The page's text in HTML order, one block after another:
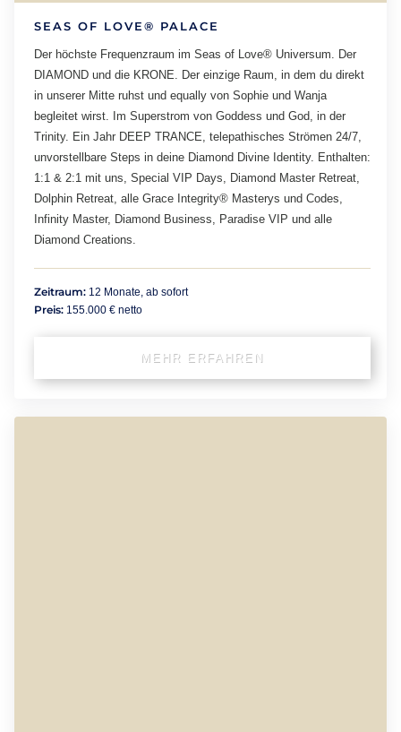
SEAS OF LOVE® PALACE
Der höchste Frequenzraum im Seas of Love® Universum. Der
DIAMOND und die KRONE. Der einzige Raum, in dem du direkt
in unserer Mitte ruhst und equally von Sophie und Wanja
begleitet wirst. Im Superstrom von Goddess und God, in der
Trinity. Ein Jahr DEEP TRANCE, telepathisches Strömen 24/7,
unvorstellbare Steps in deine Diamond Divine Identity. Enthalten:
1:1 & 2:1 mit uns, Special VIP Days, Diamond Master Retreat,
Dolphin Retreat, alle Grace Integrity® Masterys und Codes,
Infinity Master, Diamond Business, Paradise VIP und alle
Diamond Creations.
Zeitraum: 12 Monate, ab sofort
Preis: 155.000 € netto
MEHR ERFAHREN